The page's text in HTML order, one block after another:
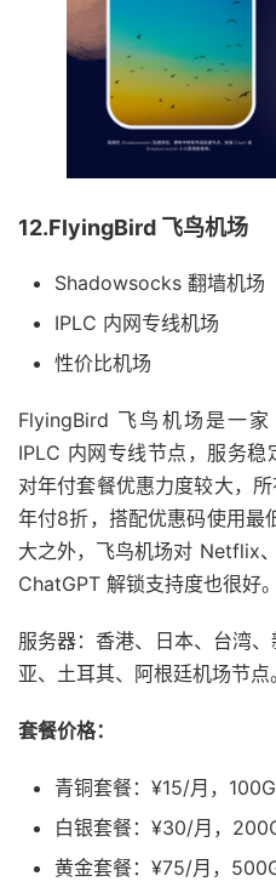
12.FlyingBird 飞鸟机场
Shadowsocks 翻墙机场
IPLC 内网专线机场
性价比机场
FlyingBird 飞鸟机场是一
IPLC 内网专线节点，服务
对年付套餐优惠力度较大，
年付8折，搭配优惠码使用最
大之外，飞鸟机场对 Netflix
ChatGPT 解锁支持度也很好。
服务器：香港、日本、台湾
亚、土耳其、阿根廷机场节点。
套餐价格：
青铜套餐：¥15/月，
白银套餐：¥30/月，
黄金套餐：¥75/月，